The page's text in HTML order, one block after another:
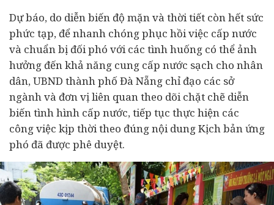
Dự báo, do diễn biến độ mặn và thời tiết còn hết sức
phức tạp, để nhanh chóng phục hồi việc cấp nước
và chuẩn bị đối phó với các tình huống có thể ảnh
hưởng đến khả năng cung cấp nước sạch cho nhân
dân, UBND thành phố Đà Nẵng chỉ đạo các sở
ngành và đơn vị liên quan theo dõi chặt chẽ diễn
biến tình hình cấp nước, tiếp tục thực hiện các
công việc kịp thời theo đúng nội dung Kịch bản ứng
phó đã được phê duyệt.